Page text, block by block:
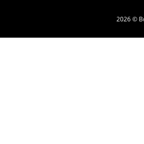
2026 ©